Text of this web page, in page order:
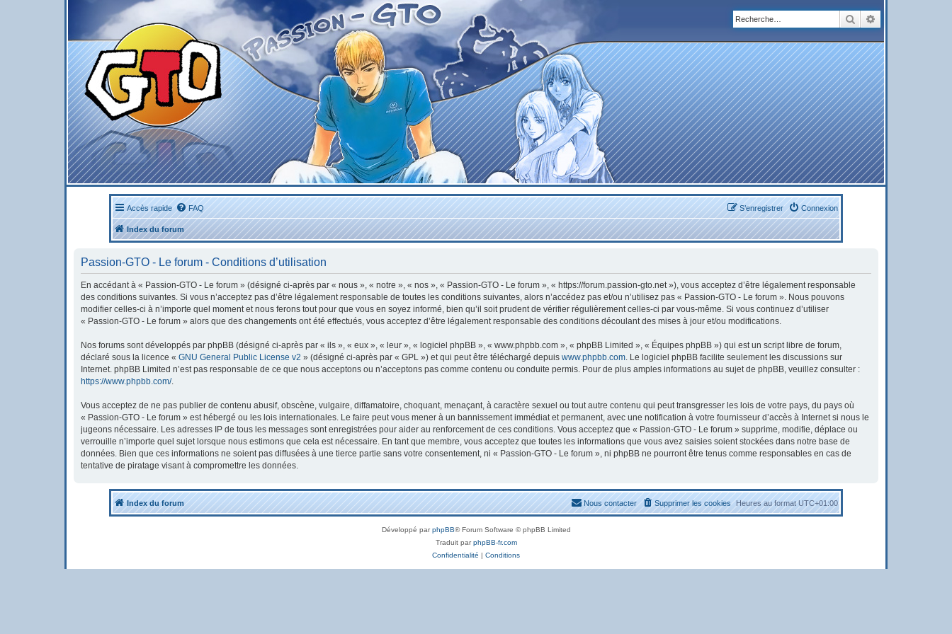
Rechercher
Accès rapide FAQ Connexion
S’enregistrer
Index du forum
Passion-GTO - Le forum - Conditions d’utilisation
En accédant à « Passion-GTO - Le forum » (désigné ci-après par « nous », « notre », « nos », « Passion-GTO - Le forum », « https://forum.passion-gto.net »), vous acceptez d’être légalement responsable
des conditions suivantes. Si vous n’acceptez pas d’être légalement responsable de toutes les conditions suivantes, alors n’accédez pas et/ou n’utilisez pas « Passion-GTO - Le forum ». Nous pouvons
modifier celles-ci à n’importe quel moment et nous ferons tout pour que vous en soyez informé, bien qu’il soit prudent de vérifier régulièrement celles-ci par vous-même. Si vous continuez d’utiliser
« Passion-GTO - Le forum » alors que des changements ont été effectués, vous acceptez d’être légalement responsable des conditions découlant des mises à jour et/ou modifications.
Nos forums sont développés par phpBB (désigné ci-après par « ils », « eux », « leur », « logiciel phpBB », « www.phpbb.com », « phpBB Limited », « Équipes phpBB ») qui est un script libre de forum,
déclaré sous la licence « GNU General Public License v2 » (désigné ci-après par « GPL ») et qui peut être téléchargé depuis www.phpbb.com. Le logiciel phpBB facilite seulement les discussions sur
Internet. phpBB Limited n’est pas responsable de ce que nous acceptons ou n’acceptons pas comme contenu ou conduite permis. Pour de plus amples informations au sujet de phpBB, veuillez consulter :
https://www.phpbb.com/.
Vous acceptez de ne pas publier de contenu abusif, obscène, vulgaire, diffamatoire, choquant, menaçant, à caractère sexuel ou tout autre contenu qui peut transgresser les lois de votre pays, du pays où
« Passion-GTO - Le forum » est hébergé ou les lois internationales. Le faire peut vous mener à un bannissement immédiat et permanent, avec une notification à votre fournisseur d’accès à Internet si nous le
jugeons nécessaire. Les adresses IP de tous les messages sont enregistrées pour aider au renforcement de ces conditions. Vous acceptez que « Passion-GTO - Le forum » supprime, modifie, déplace ou
verrouille n’importe quel sujet lorsque nous estimons que cela est nécessaire. En tant que membre, vous acceptez que toutes les informations que vous avez saisies soient stockées dans notre base de
données. Bien que ces informations ne soient pas diffusées à une tierce partie sans votre consentement, ni « Passion-GTO - Le forum », ni phpBB ne pourront être tenus comme responsables en cas de
tentative de piratage visant à compromettre les données.
Index du forum Heures au formatUTC+01:00
Supprimer les cookies
Nous contacter
Développé parphpBB® Forum Software © phpBB Limited
Traduit parphpBB-fr.com
Confidentialité | Conditions